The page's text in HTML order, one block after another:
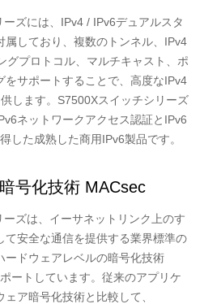
ズには、IPv4 / IPv6デュアルスタ
属しており、複数のトンネル、IPv4
グプロトコル、マルチキャスト、ポ
をサポートすることで、高度なIPv4
します。S7500Xスイッチシリーズ
ネットワークアクセス認証とIPv6
した成熟した商用IPv6製品です。
号化技術 MACsec
ズは、イーサネットリンク上のす
て安全な通信を提供する業界標準の
ードウェアレベルの暗号化技術
ートしています。従来のアプリケ
ア暗号化技術と比較して、